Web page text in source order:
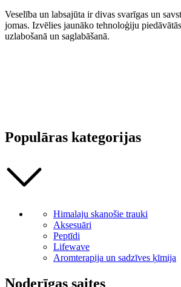
Veselība un labsajūta ir divas svarīgas un
jomas. Izvēlies jaunāko tehnoloģiju
uzlabošanā un saglabāšanā.
Populāras kategorijas
Himalaju skanošie trauki
Aksesuāri
Peptīdi
Lifewave
Aromterapija un sadzīves ķīmija
Noderīgas saites